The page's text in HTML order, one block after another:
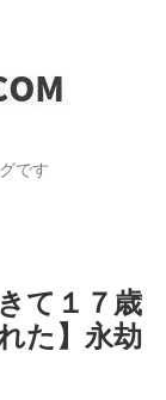
です
て１７歳
た】永劫